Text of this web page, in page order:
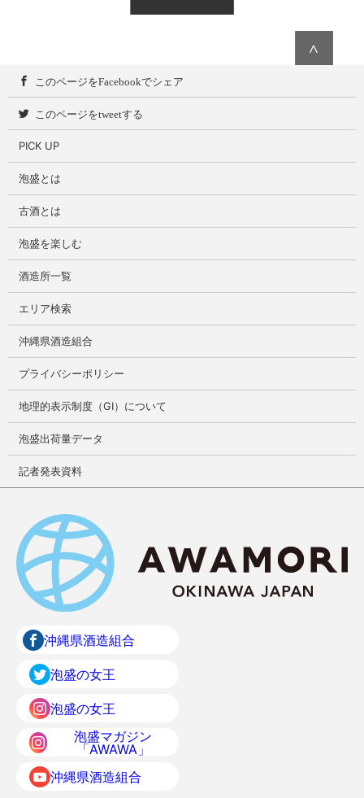
∧
このページをFacebookでシェア
このページをtweetする
PICK UP
泡盛とは
古酒とは
泡盛を楽しむ
酒造所一覧
エリア検索
沖縄県酒造組合
プライバシーポリシー
地理的表示制度（GI）について
泡盛出荷量データ
記者発表資料
沖縄県酒造組合
泡盛の女王
泡盛の女王
泡盛マガジン
「AWAWA」
沖縄県酒造組合